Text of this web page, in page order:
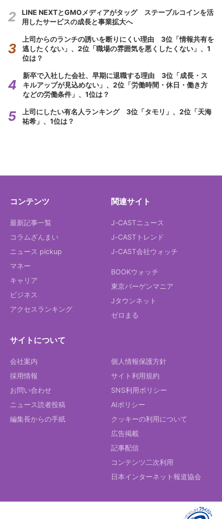
LINE NEXTとGMOメディアがタッグ ステーブルコインを活
用したサービスの成長と事業拡大へ
上司からのランチの誘いを断りにくい理由 3位「情報共有を
逃したくない」、2位「職場の雰囲気を悪くしたくない」、1
位は？
新卒で入社した会社、早期に退職する理由 3位「成長・ス
キルアップが見込めない」、2位「労働時間・休日・働き方
などの労働条件」、1位は？
上司にしたい有名人ランキング 3位「タモリ」、2位「天海
祐希」、1位は？
コンテンツ
最新記事一覧
コラムざんまい
ニュース pickup
マネー
キャリア
ビジネス
アクセスランキング
関連サイト
J-CASTニュース
J-CASTトレンド
J-CAST会社ウォッチ
BOOKウォッチ
東京バーゲンマニア
Jタウンネット
ゼロまる
サイトについて
会社案内
採用情報
お問い合わせ
ニュース読者投稿
編集長からの手紙
個人情報保護方針
サイト利用規約
SNS利用ポリシー
AIポリシー
クッキーの利用について
広告掲載
記事配信
コンテンツ二次利用
日本インターネット報道協会